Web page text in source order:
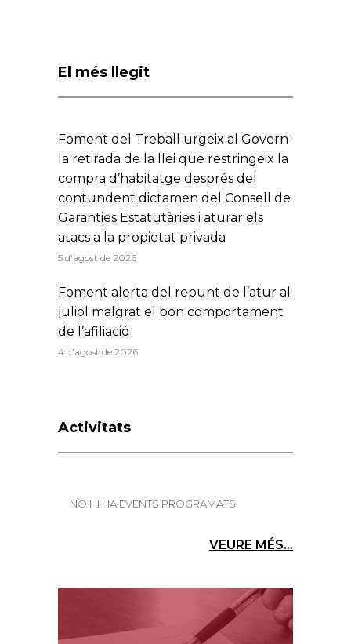
El més llegit
Foment del Treball urgeix al Govern
la retirada de la llei que restringeix la
compra d’habitatge després del
contundent dictamen del Consell de
Garanties Estatutàries i aturar els
atacs a la propietat privada
5 d'agost de 2026
Foment alerta del repunt de l’atur al
juliol malgrat el bon comportament
de l’afiliació
4 d'agost de 2026
Activitats
NO HI HA EVENTS PROGRAMATS
VEURE MÉS...